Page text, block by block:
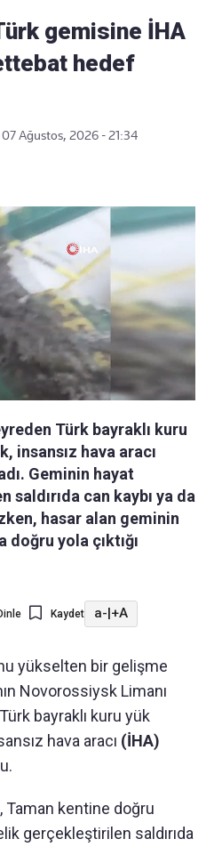
gemisine İHA
hedef
07 Ağustos, 2026 - 21:34
Türk bayraklı kuru
insansız hava aracı
Geminin hayat
saldırıda can kaybı ya da
hasar alan geminin
doğru yola çıktığı
Kaydet a- +A
yükselten bir gelişme
Novorossiysk Limanı
bayraklı kuru yük
hava aracı (İHA)
Taman kentine doğru
gerçekleştirilen saldırıda